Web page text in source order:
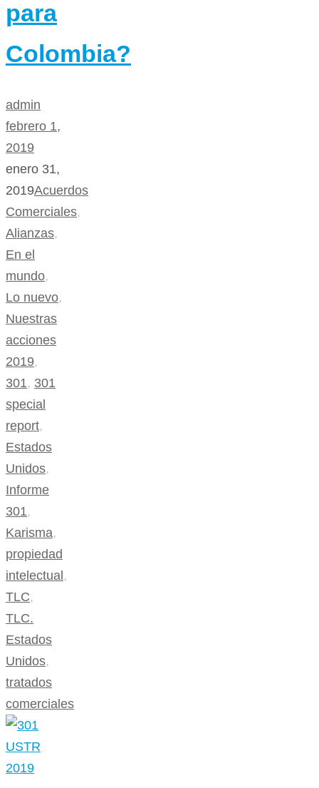
para
Colombia?
admin
febrero 1,
2019
enero 31,
2019Acuerdos
Comerciales,
Alianzas,
En el
mundo,
Lo nuevo,
Nuestras
acciones
2019,
301, 301
special
report,
Estados
Unidos,
Informe
301,
Karisma,
propiedad
intelectual,
TLC,
TLC.
Estados
Unidos,
tratados
comerciales